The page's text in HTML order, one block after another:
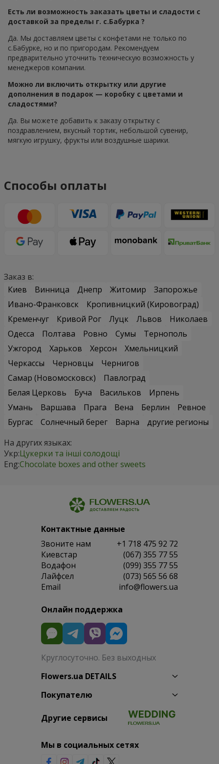
Есть ли возможность заказать цветы и сладости с
доставкой за пределы г. с.Бабурка ?
Да. Мы доставляем цветы с конфетами не только по
с.Бабурке, но и по пригородам. Рекомендуем
предварительно уточнить техническую возможность у
менеджеров компании.
Можно ли включить открытку или другие
дополнения в подарок — коробку с цветами и
сладостями?
Да. Вы можете добавить к заказу открытку с
поздравлением, вкусный тортик, небольшой сувенир,
мягкую игрушку, фрукты или воздушные шарики.
Способы оплаты
Заказ в:
Киев
Винница Днепр Житомир
Запорожье
Ивано-Франковск
Кропивницкий (Кировоград)
Кременчуг
Кривой Рог Луцк Львов
Николаев
Одесса
Полтава Ровно Сумы
Тернополь
Ужгород
Харьков Херсон
Хмельницкий
Черкассы
Черновцы
Чернигов
Самар (Новомосковск)
Павлоград
Белая Церковь
Буча Васильков
Ирпень
Умань
Варшава Прага Вена Берлин
Ревное
Бургас
Солнечный берег Варна
другие регионы
На других языках:
Укр:Цукерки та інші солодощі
Eng:Chocolate boxes and other sweets
Контактные данные
Звоните нам
+1 718 475 92 72
Киевстар
(067) 355 77 55
Водафон
(099) 355 77 55
Лайфсел
(073) 565 56 68
Email
info@flowers.ua
Онлайн поддержка
Круглосуточно. Без выходных
Flowers.ua DETAILS
Покупателю
Другие сервисы
Мы в социальных сетях